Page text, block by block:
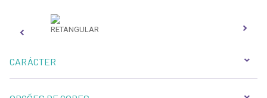
RETANGULAR
CARÁCTER